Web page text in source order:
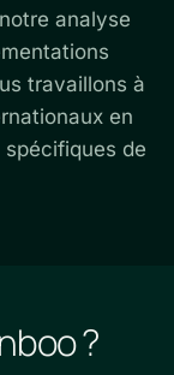
analyse
travaillons à
en
de
?